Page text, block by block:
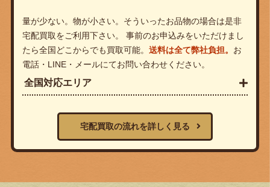
量が少ない。物が小さい。そういったお品物の場合は是非
宅配買取をご利用下さい。 事前のお申込みをいただけまし
たら全国どこからでも買取可能。 送料は全て弊社負担。 お
電話・LINE・メールにてお問い合わせください。
全国対応エリア
宅配買取の流れを詳しく見る